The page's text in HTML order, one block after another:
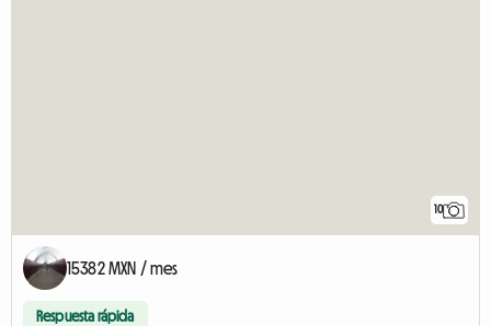
10
15382 MXN / mes
Respuesta rápida